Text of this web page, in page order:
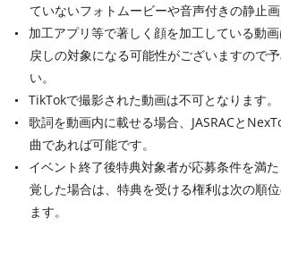
ていないフォトムービーや音声付きの静止画
加工アプリ等で著しく顔を加工している動
戻しの対象になる可能性がございますので
い。
TikTokで撮影された動画は不可となります。
歌詞を動画内に載せる場合、JASRACと
曲であれば可能です。
イベント終了後特典対象者が応募条件を満
覚した場合は、特典を受ける権利は次の順
ます。